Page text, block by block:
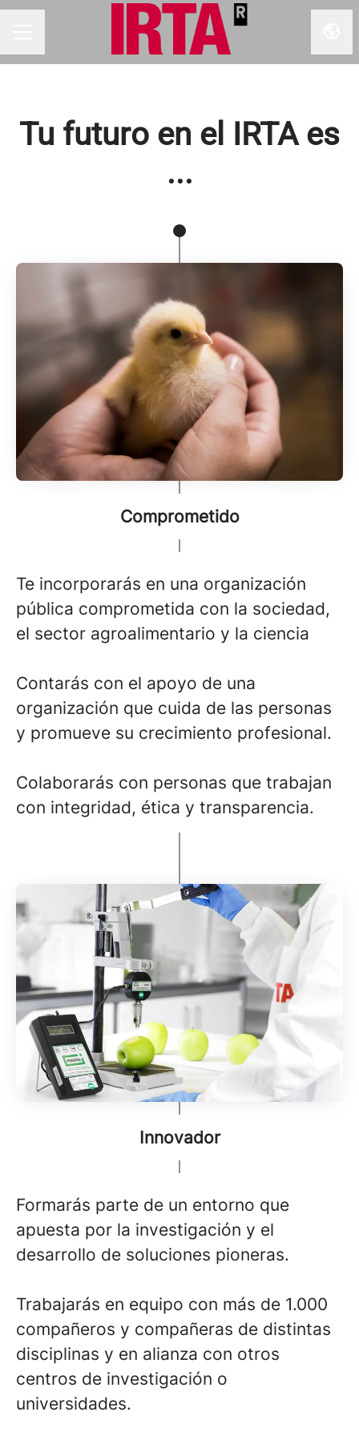
Tu futuro en el IRTA es
...
Comprometido
Te incorporarás en una organización
pública comprometida con la sociedad,
el sector agroalimentario y la ciencia
Contarás con el apoyo de una
organización que cuida de las personas
y promueve su crecimiento profesional.
Colaborarás con personas que trabajan
con integridad, ética y transparencia.
Innovador
Formarás parte de un entorno que
apuesta por la investigación y el
desarrollo de soluciones pioneras.
Trabajarás en equipo con más de 1.000
compañeros y compañeras de distintas
disciplinas y en alianza con otros
centros de investigación o
universidades.